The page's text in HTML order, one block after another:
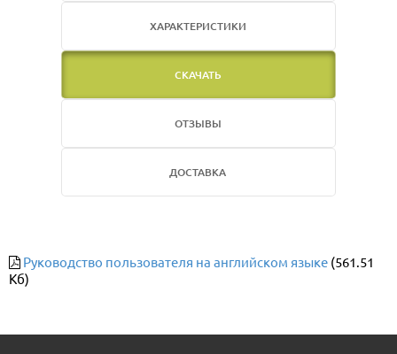
ХАРАКТЕРИСТИКИ
СКАЧАТЬ
ОТЗЫВЫ
ДОСТАВКА
Руководство пользователя на английском языке (561.51
Кб)